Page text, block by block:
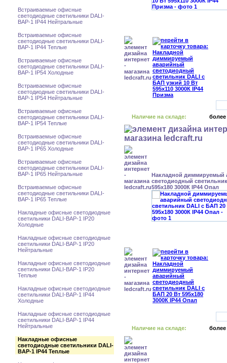
Встраиваемые офисные
светодиодные светильники DALI-
BAP-1 IP44 Нейтральные
Встраиваемые офисные
светодиодные светильники DALI-
BAP-1 IP44 Теплые
Встраиваемые офисные
светодиодные светильники DALI-
BAP-1 IP54 Холодные
Встраиваемые офисные
светодиодные светильники DALI-
BAP-1 IP54 Нейтральные
Встраиваемые офисные
светодиодные светильники DALI-
BAP-1 IP54 Теплые
Встраиваемые офисные
светодиодные светильники DALI-
BAP-1 IP65 Холодные
Встраиваемые офисные
светодиодные светильники DALI-
BAP-1 IP65 Нейтральные
Встраиваемые офисные
светодиодные светильники DALI-
BAP-1 IP65 Теплые
Накладные офисные светодиодные
светильники DALI-BAP-1 IP20
Холодные
Накладные офисные светодиодные
светильники DALI-BAP-1 IP20
Нейтральные
Накладные офисные светодиодные
светильники DALI-BAP-1 IP20
Теплые
Накладные офисные светодиодные
светильники DALI-BAP-1 IP44
Холодные
Накладные офисные светодиодные
светильники DALI-BAP-1 IP44
Нейтральные
Накладные офисные
светодиодные светильники DALI-
BAP-1 IP44 Теплые
Наличие на складе: более
Накладной диммируемый
светодиодный
595x180 3000К IP44 Опал
Наличие на складе: более